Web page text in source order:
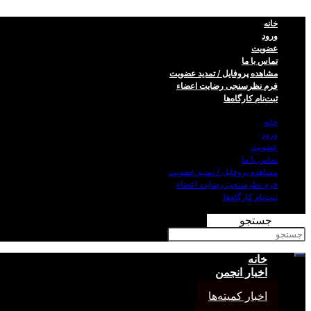
خانه
ورود
عضویت
تماس با ما
مشاهده پروفایل / تمدید عضویت
فرم نظر‌سنجی رضایت اعضاء
ثبت‌نام کارگاه‌ها
خانه
ورود
عضویت
تماس با ما
مشاهده پروفایل / تمدید عضویت
فرم نظر‌سنجی رضایت اعضاء
ثبت‌نام کارگاه‌ها
جستجو
خانه
اخبار انجمن
اخبار کمیته‌ها